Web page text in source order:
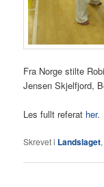
Fra Norge stilte
Jensen Skjelfjord,
Les fullt referat her.
Skrevet i Landslaget